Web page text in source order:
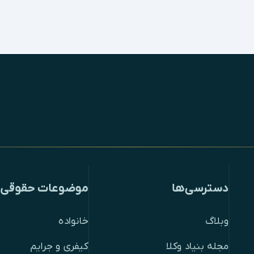
دسترسی‌ها
وبلاگ
مجله بنیاد وکلا
موضوعات حقوقی
خانواده
کیفری و جرایم